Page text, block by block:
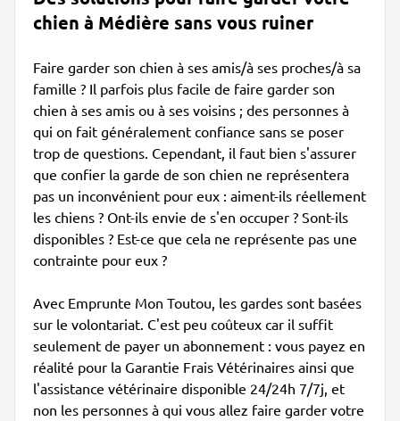
chien à Médière sans vous ruiner
Faire garder son chien à ses amis/à ses proches/à sa
famille ? Il parfois plus facile de faire garder son
chien à ses amis ou à ses voisins ; des personnes à
qui on fait généralement confiance sans se poser
trop de questions. Cependant, il faut bien s'assurer
que confier la garde de son chien ne représentera
pas un inconvénient pour eux : aiment-ils réellement
les chiens ? Ont-ils envie de s'en occuper ? Sont-ils
disponibles ? Est-ce que cela ne représente pas une
contrainte pour eux ?
Avec Emprunte Mon Toutou, les gardes sont basées
sur le volontariat. C'est peu coûteux car il suffit
seulement de payer un abonnement : vous payez en
réalité pour la Garantie Frais Vétérinaires ainsi que
l'assistance vétérinaire disponible 24/24h 7/7j, et
non les personnes à qui vous allez faire garder votre